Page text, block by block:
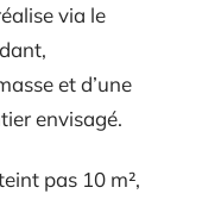
via le
et d’une
envisagé.
pas 10 m²,